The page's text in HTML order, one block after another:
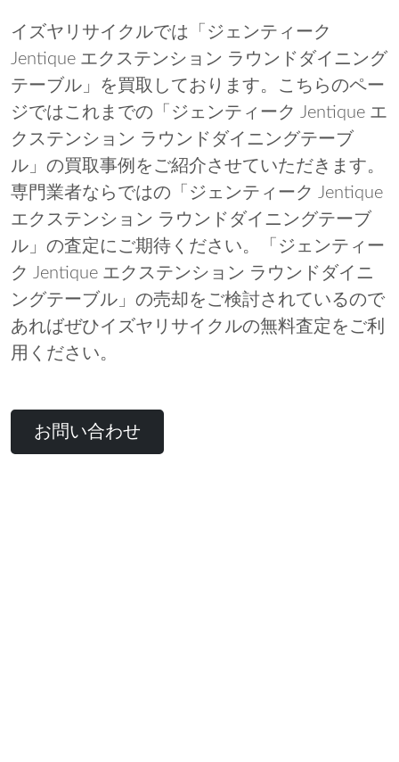
イズヤリサイクルでは「ジェンティーク
Jentique エクステンション ラウンドダイニング
テーブル」を買取しております。こちらのペー
ジではこれまでの「ジェンティーク Jentique エ
クステンション ラウンドダイニングテーブ
ル」の買取事例をご紹介させていただきます。
専門業者ならではの「ジェンティーク Jentique
エクステンション ラウンドダイニングテーブ
ル」の査定にご期待ください。「ジェンティー
ク Jentique エクステンション ラウンドダイニ
ングテーブル」の売却をご検討されているので
あればぜひイズヤリサイクルの無料査定をご利
用ください。
お問い合わせ